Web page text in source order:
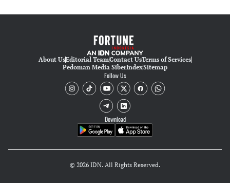
About UsEditorial TeamContact UsTerms of Services
Pedoman Media SiberIndexSitemap
Follow Us
Download
© 2026 IDN. All Rights Reserved.